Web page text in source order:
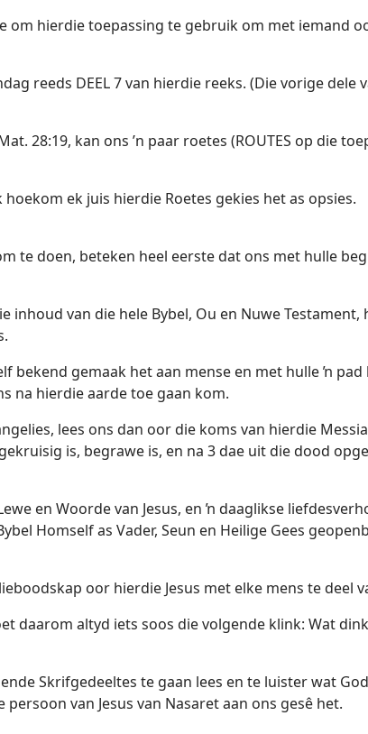
om hierdie toepassing te gebruik om met iemand
reeds DEEL 7 van hierdie reeks. (Die vorige dele
28:19, kan ons ’n paar roetes (ROUTES op die
hoekom ek juis hierdie Roetes gekies het as opsies.
te doen, beteken heel eerste dat ons met hulle
van die hele Bybel, Ou en Nuwe Testament,
bekend gemaak het aan mense en met hulle ŉ
na hierdie aarde toe gaan kom.
lees ons dan oor die koms van hierdie
is, begrawe is, en na 3 dae uit die dood
en Woorde van Jesus, en ŉ daaglikse
Homself as Vader, Seun en Heilige Gees
oor hierdie Jesus met elke mens te deel
daarom altyd iets soos die volgende klink: Wat
Skrifgedeeltes te gaan lees en te luister wat
van Jesus van Nasaret aan ons gesê het.